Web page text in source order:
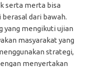
serta merta bisa
dari bawah.
yang mengikuti ujian
masyarakat yang
strategi,
menyertakan